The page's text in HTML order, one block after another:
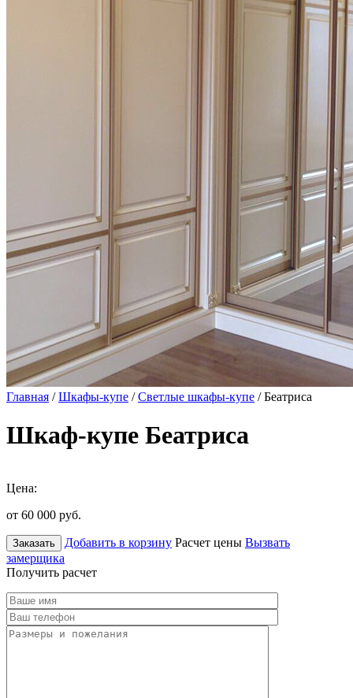
Главная /Шкафы-купе /Светлые шкафы-купе / Беатриса
Шкаф-купе Беатриса
Цена:
от 60 000 руб.
Заказать Добавить в корзину Расчет цены Вызвать
замерщика
Получить расчет